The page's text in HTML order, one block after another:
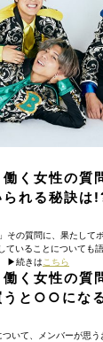
く女性の質
れる秘訣は
その質問に、果たして
ていることについても
▶︎続きは こちら
く女性の質
うと○○にな
いて、メンバーが思